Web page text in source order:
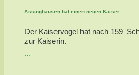
Assinghausen hat einen neuen Kaiser
Der Kaiservogel hat nach 159
zur Kaiserin.
...